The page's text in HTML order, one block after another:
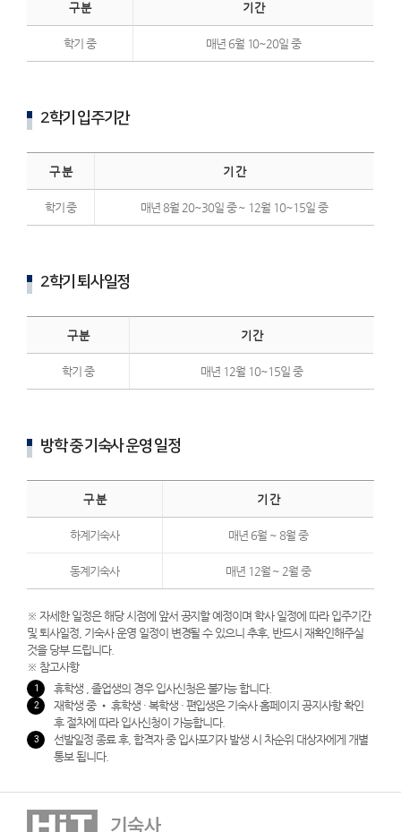
구 분 기 간
학기 중 매년 6월 10~20일 중
2학기 입주기간
구 분 기 간
학기 중 매년 8월 20~30일 중 ~ 12월 10~15일 중
2학기 퇴사일정
구 분 기 간
학기 중 매년 12월 10~15일 중
방학 중 기숙사 운영 일정
구 분 기 간
하계기숙사 매년 6월 ~ 8월 중
동계기숙사 매년 12월 ~ 2월 중
※ 자세한 일정은 해당 시점에 앞서 공지할 예정이며 학사 일정에 따라 입주기간
및 퇴사일정, 기숙사 운영 일정이 변경될 수 있으니 추후, 반드시 재확인해주실
것을 당부 드립니다.
※ 참고사항
휴학생 , 졸업생의 경우 입사신청은 불가능 합니다.
재학생 중 • 휴학생 · 복학생 · 편입생은 기숙사 홈페이지 공지사항 확인
후 절차에 따라 입사신청이 가능합니다.
선발일정 종료 후, 합격자 중 입사포기자 발생 시 차순위 대상자에게 개별
통보 됩니다.